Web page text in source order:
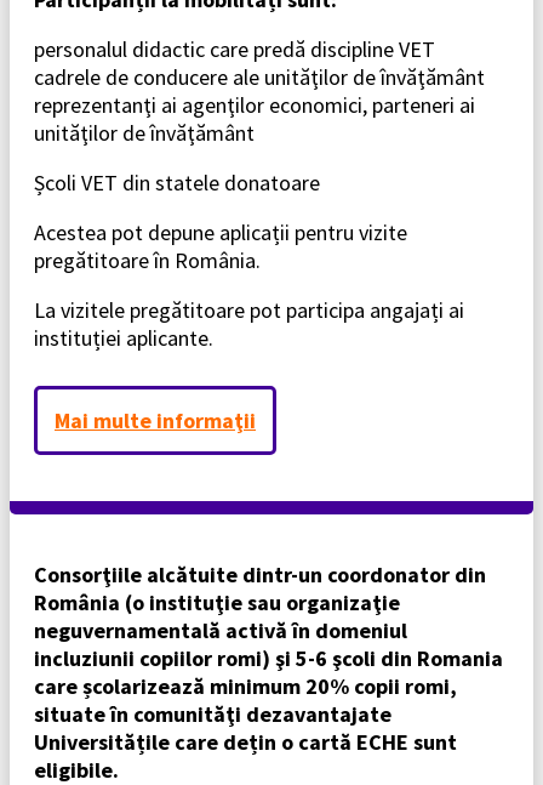
personalul didactic care predă discipline VET
cadrele de conducere ale unităţilor de învăţământ
reprezentanţi ai agenţilor economici, parteneri ai
unităţilor de învăţământ
Școli VET din statele donatoare
Acestea pot depune aplicații pentru vizite
pregătitoare în România.
La vizitele pregătitoare pot participa angajați ai
instituției aplicante.
Mai multe informaţii
Consorţiile alcătuite dintr-un coordonator din
România (o instituţie sau organizaţie
neguvernamentală activă în domeniul
incluziunii copiilor romi) şi 5-6 şcoli din Romania
care școlarizează minimum 20% copii romi,
situate în comunităţi dezavantajate
Universitățile care dețin o cartă ECHE sunt
eligibile.